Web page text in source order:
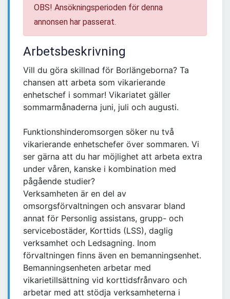
OBS! Ansökningsperioden för denna
annonsen har passerat.
Arbetsbeskrivning
Vill du göra skillnad för Borlängeborna? Ta
chansen att arbeta som vikarierande
enhetschef i sommar! Vikariatet gäller
sommarmånaderna juni, juli och augusti.
Funktionshinderomsorgen söker nu två
vikarierande enhetschefer över sommaren. Vi
ser gärna att du har möjlighet att arbeta extra
under våren, kanske i kombination med
pågående studier?
Verksamheten är en del av
omsorgsförvaltningen och ansvarar bland
annat för Personlig assistans, grupp- och
servicebostäder, Korttids (LSS), daglig
verksamhet och Ledsagning. Inom
förvaltningen finns även en bemanningsenhet.
Bemanningsenheten arbetar med
vikarietillsättning vid korttidsfrånvaro och
arbetar med att stödja verksamheterna i